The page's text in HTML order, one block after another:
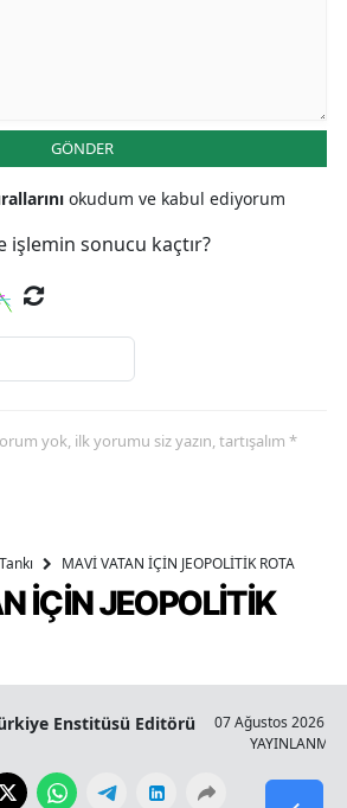
GÖNDER
okudum ve kabul ediyorum
işlemin sonucu kaçtır?
yok, ilk yorumu siz yazın, tartışalım *
MAVİ VATAN İÇİN JEOPOLİTİK ROTA
İÇİN JEOPOLİTİK
Enstitüsü Editörü
07 Ağustos 2026 -
YAYINLANMA